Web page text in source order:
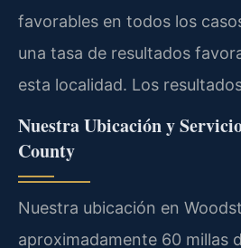
favorables en todos los
una tasa de resultados
esta localidad. Los
Nuestra Ubicación y
County
Nuestra ubicación en
aproximadamente 60 millas